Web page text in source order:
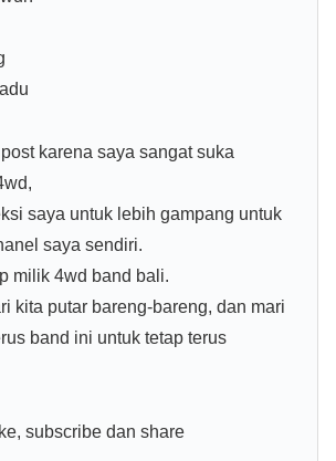
karena saya sangat suka
saya untuk lebih gampang untuk
saya sendiri.
milik 4wd band bali.
kita putar bareng-bareng, dan mari
band ini untuk tetap terus
subscribe dan share